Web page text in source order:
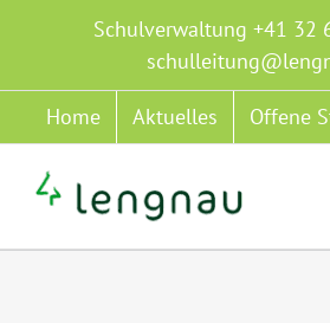
springen
Schulverwaltung +41 32
Home Aktuelles Offene